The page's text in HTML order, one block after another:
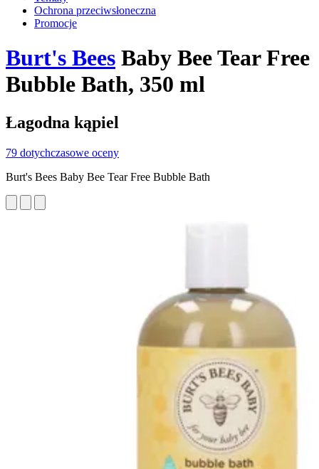
Ochrona przeciwsłoneczna
Promocje
Burt's Bees Baby Bee Tear Free
Bubble Bath, 350 ml
Łagodna kąpiel
79 dotychczasowe oceny
Burt's Bees Baby Bee Tear Free Bubble Bath